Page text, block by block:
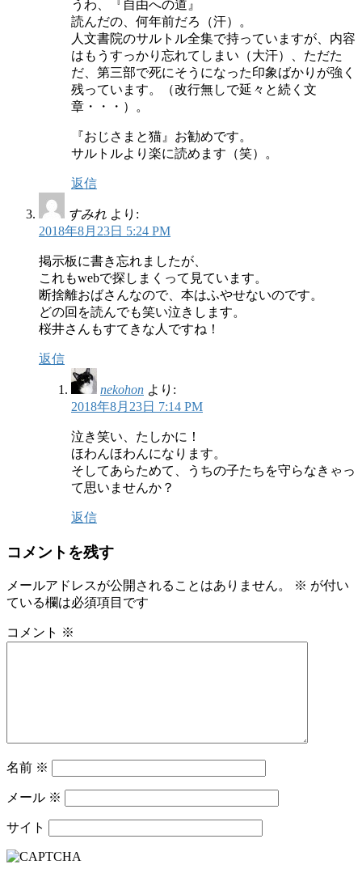
うわ、『自由への道』
読んだの、何年前だろ（汗）。
人文書院のサルトル全集で持っていますが、内容
はもうすっかり忘れてしまい（大汗）、ただた
だ、第三部で死にそうになった印象ばかりが強く
残っています。（改行無しで延々と続く文
章・・・）。
『おじさまと猫』お勧めです。
サルトルより楽に読めます（笑）。
返信
すみれ より:
2018年8月23日 5:24 PM
掲示板に書き忘れましたが、
これもwebで探しまくって見ています。
断捨離おばさんなので、本はふやせないのです。
どの回を読んでも笑い泣きします。
桜井さんもすてきな人ですね！
返信
nekohon より:
2018年8月23日 7:14 PM
泣き笑い、たしかに！
ほわんほわんになります。
そしてあらためて、うちの子たちを守らなきゃっ
て思いませんか？
返信
コメントを残す
メールアドレスが公開されることはありません。 ※ が付い
ている欄は必須項目です
コメント ※
名前 ※
メール ※
サイト